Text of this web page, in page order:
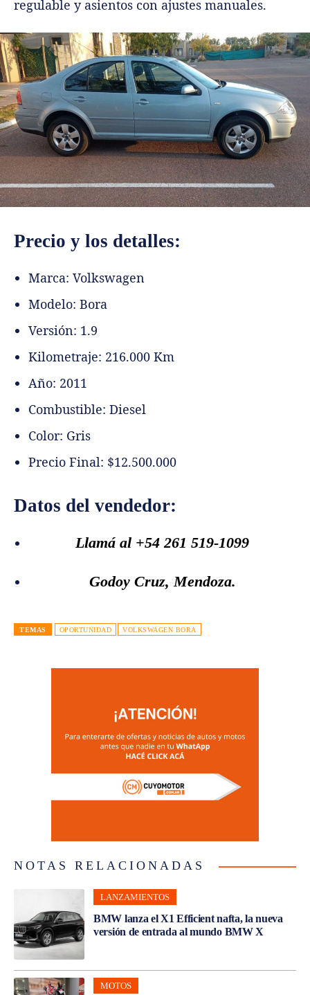
regulable y asientos con ajustes manuales.
Precio y los detalles:
Marca: Volkswagen
Modelo: Bora
Versión: 1.9
Kilometraje: 216.000 Km
Año: 2011
Combustible: Diesel
Color: Gris
Precio Final: $12.500.000
Datos del vendedor:
Llamá al +54 261 519-1099
Godoy Cruz, Mendoza.
TEMAS OPORTUNIDAD VOLKSWAGEN BORA
NOTAS RELACIONADAS
LANZAMIENTOS
BMW lanza el X1 Efficient nafta, la nueva
versión de entrada al mundo BMW X
MOTOS